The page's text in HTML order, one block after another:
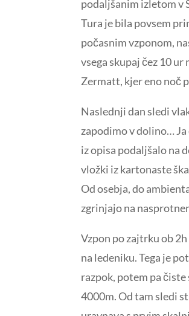
podaljšanim izletom v
Tura je bila povsem
počasnim vzponom,
vsega skupaj čez 10
Zermatt, kjer eno noč
Naslednji dan sledi
zapodimo v dolino…
iz opisa podaljšalo na
vložki iz kartonaste
Od osebja, do
zgrinjajo na
Vzpon po zajtrku ob
na ledeniku. Tega je
razpok, potem pa čiste
4000m. Od tam sledi